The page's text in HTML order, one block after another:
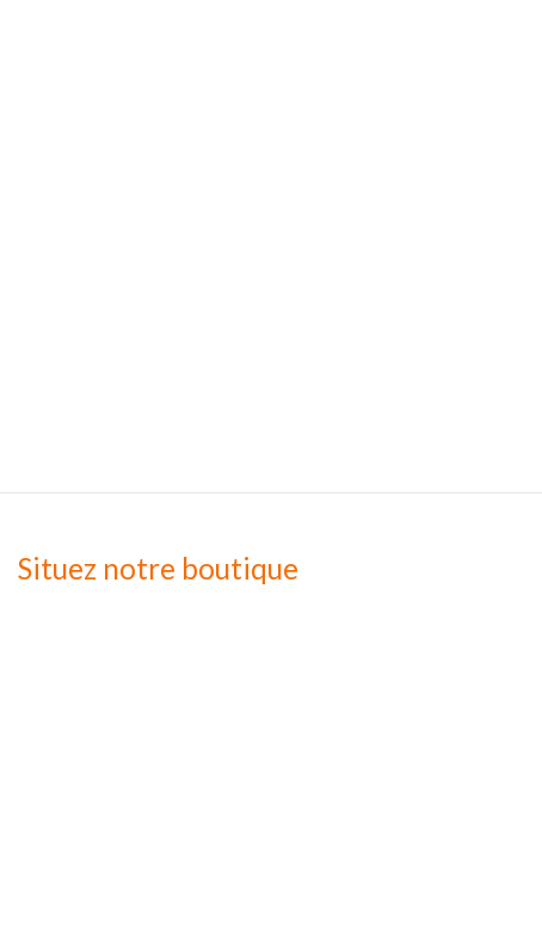
Situez notre boutique